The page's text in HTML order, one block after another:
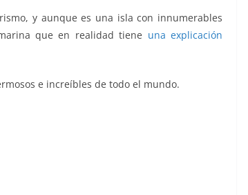
y aunque es una isla con innumerables
que en realidad tiene una explicación
e increíbles de todo el mundo.